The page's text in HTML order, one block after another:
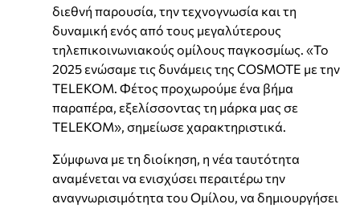
διεθνή παρουσία, την τεχνογνωσία και τη
δυναμική ενός από τους μεγαλύτερους
τηλεπικοινωνιακούς ομίλους παγκοσμίως. «Το
2025 ενώσαμε τις δυνάμεις της COSMOTE με την
TELEKOM. Φέτος προχωρούμε ένα βήμα
παραπέρα, εξελίσσοντας τη μάρκα μας σε
TELEKOM», σημείωσε χαρακτηριστικά.
Σύμφωνα με τη διοίκηση, η νέα ταυτότητα
αναμένεται να ενισχύσει περαιτέρω την
αναγνωρισιμότητα του Ομίλου, να δημιουργήσει